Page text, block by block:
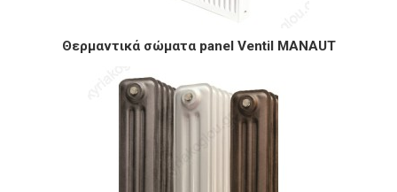
Θερμαντικά σώματα panel Ventil MANAUT